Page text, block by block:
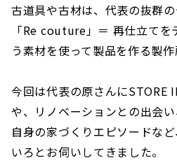
古道具や古材は、代表の抜群の
「Re couture」＝ 再仕立て
う素材を使って製品を作る製作
今回は代表の原さんにSTORE
や、リノベーションとの出会
自身の家づくりエピソードな
いろとお伺いしてきました。